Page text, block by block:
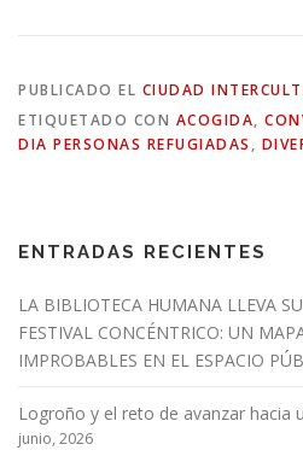
PUBLICADO EL CIUDAD
ETIQUETADO CON ACOGIDA,
DIA PERSONAS REFUGIADAS ,
ENTRADAS RECIENTES
LA BIBLIOTECA HUMANA LLEVA
FESTIVAL CONCÉNTRICO: UN
IMPROBABLES EN EL ESPACIO
Logroño y el reto de avanzar hacia
junio, 2026